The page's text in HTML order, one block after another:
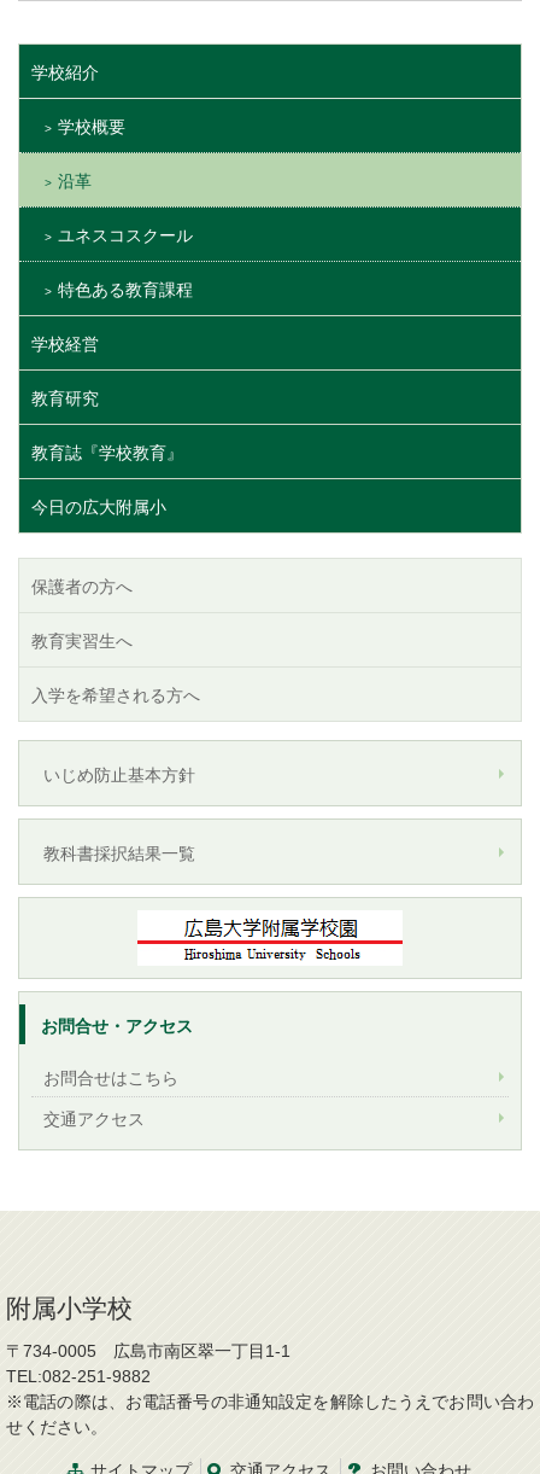
学校紹介
学校概要
沿革
ユネスコスクール
特色ある教育課程
学校経営
教育研究
教育誌『学校教育』
今日の広大附属小
保護者の方へ
教育実習生へ
入学を希望される方へ
いじめ防止基本方針
教科書採択結果一覧
お問合せ・アクセス
お問合せはこちら
交通アクセス
附属小学校
〒734-0005 広島市南区翠一丁目1-1
TEL:082-251-9882
※電話の際は、お電話番号の非通知設定を解除したうえでお問い合わ
せください。